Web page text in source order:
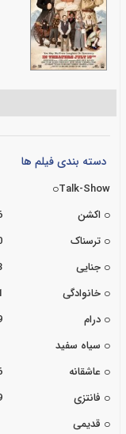
دسته بندی فیلم ها
Talk-Show
اکشن
ترسناک
جنایی
خانوادگی
درام
سیاه سفید
عاشقانه
فانتزی
قدیمی